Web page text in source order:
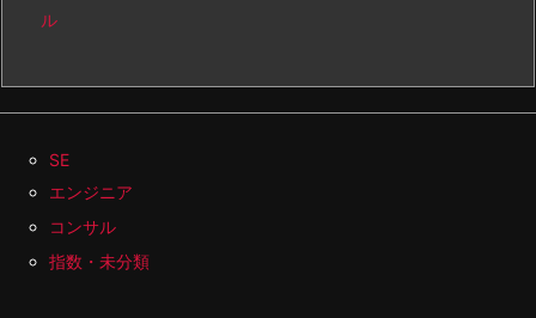
ル
SE
エンジニア
コンサル
指数・未分類